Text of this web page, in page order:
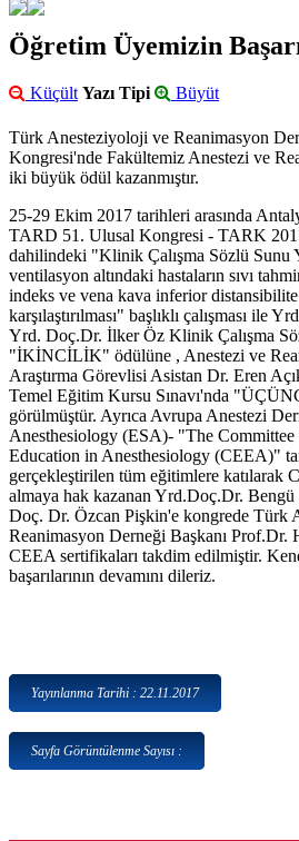
Öğretim Üyemizin
Küçült Yazı Tipi Büyüt
Türk Anesteziyoloji ve Reanimasyon
Kongresi'nde Fakültemiz Anestezi ve
iki büyük ödül kazanmıştır.
25-29 Ekim 2017 tarihleri arasında
TARD 51. Ulusal Kongresi - TARK
dahilindeki "Klinik Çalışma Sözlü Sunu
ventilasyon altındaki hastaların sıvı
indeks ve vena kava inferior
karşılaştırılması" başlıklı çalışması ile
Yrd. Doç.Dr. İlker Öz Klinik Çalışma
"İKİNCİLİK" ödülüne , Anestezi ve
Araştırma Görevlisi Asistan Dr. Eren
Temel Eğitim Kursu Sınavı'nda
görülmüştür. Ayrıca Avrupa Anestezi
Anesthesiology (ESA)- "The Committee
Education in Anesthesiology (CEEA)"
gerçekleştirilen tüm eğitimlere katılarak
almaya hak kazanan Yrd.Doç.Dr.
Doç. Dr. Özcan Pişkin'e kongrede Türk
Reanimasyon Derneği Başkanı Prof.Dr.
CEEA sertifikaları takdim edilmiştir.
başarılarının devamını dileriz.
Yayınlanma Tarihi : 22.11.2017
Sayfa Görüntülenme Sayısı :